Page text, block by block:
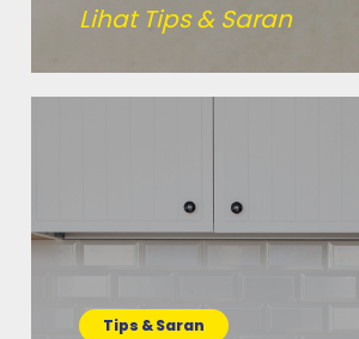
Lihat Tips & Saran
Tips & Saran